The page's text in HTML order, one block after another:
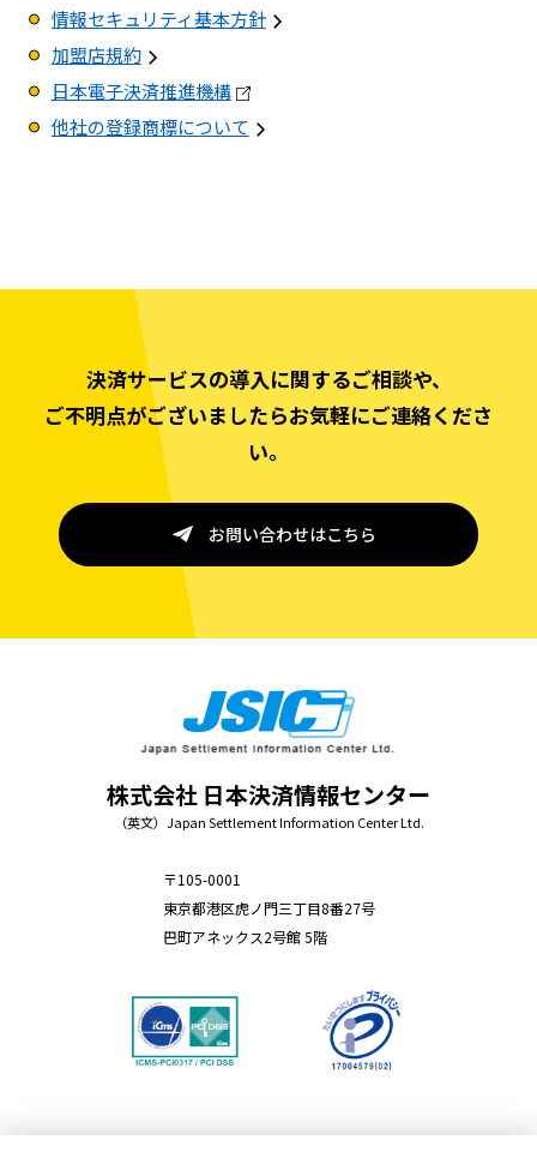
情報セキュリティ基本方針
加盟店規約
日本電子決済推進機構
他社の登録商標について
決済サービスの導入に関するご相談や、
ご不明点がございましたらお気軽にご連絡くださ
い。
お問い合わせはこちら
株式会社 日本決済情報センター
（英文）Japan Settlement Information Center Ltd.
〒105-0001
東京都港区虎ノ門三丁目8番27号
巴町アネックス2号館 5階